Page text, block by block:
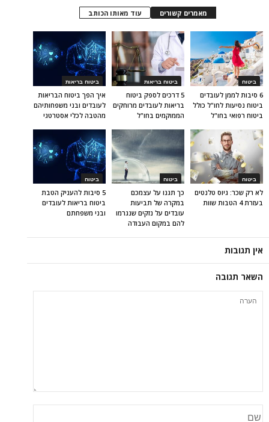
מאמרים קשורים עוד מאותו הכותב
ביטוח בריאות
איך הפך ביטוח הבריאות
לעובדים ובני משפחותיהם
מהטבה לכלי אסטרטגי
ביטוח בריאות
5 דרכים לספק ביטוח
בריאות לעובדים מרוחקים
הממוקמים בחו"ל
ביטוח
6 סיבות לממן לעובדים
ביטוח נסיעות לחו"ל כולל
ביטוח רפואי בחו"ל
ביטוח
5 סיבות להעניק הטבת
ביטוח בריאות לעובדים
ובני משפחתם
ביטוח
כך תגנו על עצמכם
במקרה של תביעות
עובדים על נזקים שנגרמו
להם במקום העבודה
ביטוח
לא רק שכר: גיוס טלנטים
בעזרת 4 הטבות שוות
אין תגובות
השאר תגובה